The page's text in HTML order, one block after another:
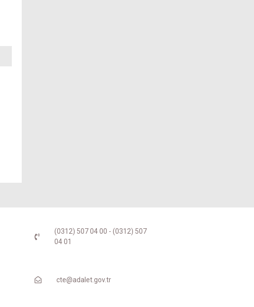
(0312) 507 04 00 - (0312) 507
04 01
cte@adalet.gov.tr